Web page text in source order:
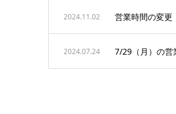
2024.11.02 営業時間の変更
2024.07.24 7/29（月）の営